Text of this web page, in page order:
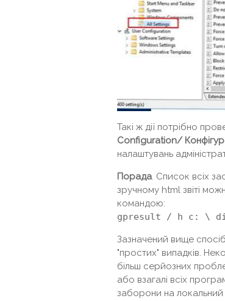
Такі ж дії потрібно
Configuration/
налаштувань
Порада. Список всіх
зручному html звіті
командою:
gpresult / h c: \
Зазначений вище
"простих" випадків.
більш серйозних
або взагалі всіх
заборони на локальний